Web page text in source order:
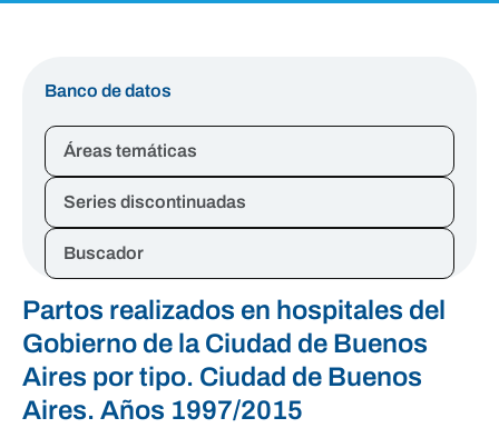
Banco de datos
Áreas temáticas
Series discontinuadas
Buscador
Partos realizados en hospitales del
Gobierno de la Ciudad de Buenos
Aires por tipo. Ciudad de Buenos
Aires. Años 1997/2015